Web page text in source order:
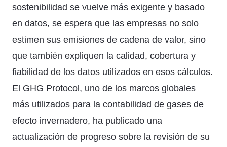
sostenibilidad se vuelve más exigente y basado
en datos, se espera que las empresas no solo
estimen sus emisiones de cadena de valor, sino
que también expliquen la calidad, cobertura y
fiabilidad de los datos utilizados en esos cálculos.
El GHG Protocol, uno de los marcos globales
más utilizados para la contabilidad de gases de
efecto invernadero, ha publicado una
actualización de progreso sobre la revisión de su